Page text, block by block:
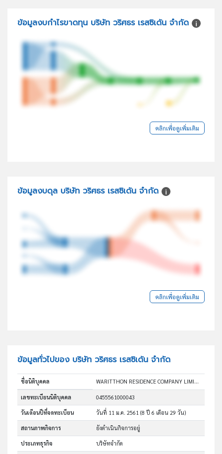
ข้อมูลงบกำไรขาดทุน บริษัท วริศธร เรสซิเด้น จำกัด
คลิกเพื่อดูเพิ่มเติม
ข้อมูลงบดุล บริษัท วริศธร เรสซิเด้น จำกัด
คลิกเพื่อดูเพิ่มเติม
ข้อมูลทั่วไปของ บริษัท วริศธร เรสซิเด้น จำกัด
ชื่อนิติบุคคล WARITTHON RESIDENCE COMPANY LIMITED
เลขทะเบียนนิติบุคคล 0455561000043
วันเดือนปีที่จดทะเบียน วันที่ 11 ม.ค. 2561(8 ปี 6 เดือน 29 วัน)
สถานภาพกิจการ ยังดำเนินกิจการอยู่
ประเภทธุรกิจ บริษัทจำกัด